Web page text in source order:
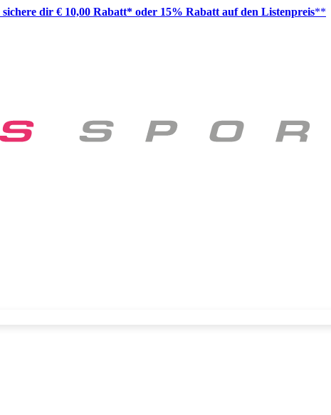
sichere dir € 10,00 Rabatt* oder 15% Rabatt auf den Listenpreis**